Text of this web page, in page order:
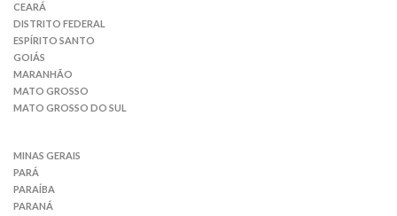
CEARÁ
DISTRITO FEDERAL
ESPÍRITO SANTO
GOIÁS
MARANHÃO
MATO GROSSO
MATO GROSSO DO SUL
MINAS GERAIS
PARÁ
PARAÍBA
PARANÁ